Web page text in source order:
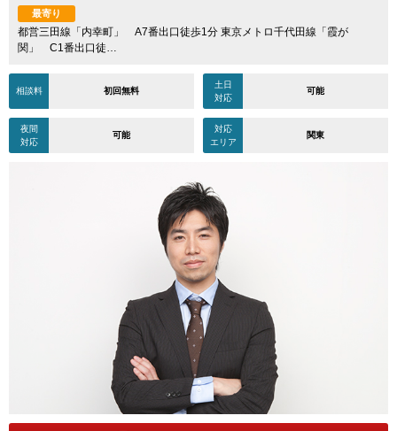
最寄り
都営三田線「内幸町」 A7番出口徒歩1分 東京メトロ千代田線「霞が
関」 C1番出口徒…
相談料 初回無料
土日
対応
可能
夜間
対応
可能
対応
エリア
関東